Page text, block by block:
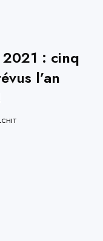
: cinq
l’an